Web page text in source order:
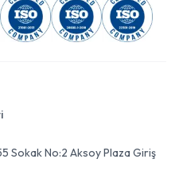
Sokak No:2 Aksoy Plaza Giriş